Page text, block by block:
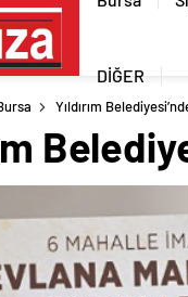
DİĞER
Yıldırım